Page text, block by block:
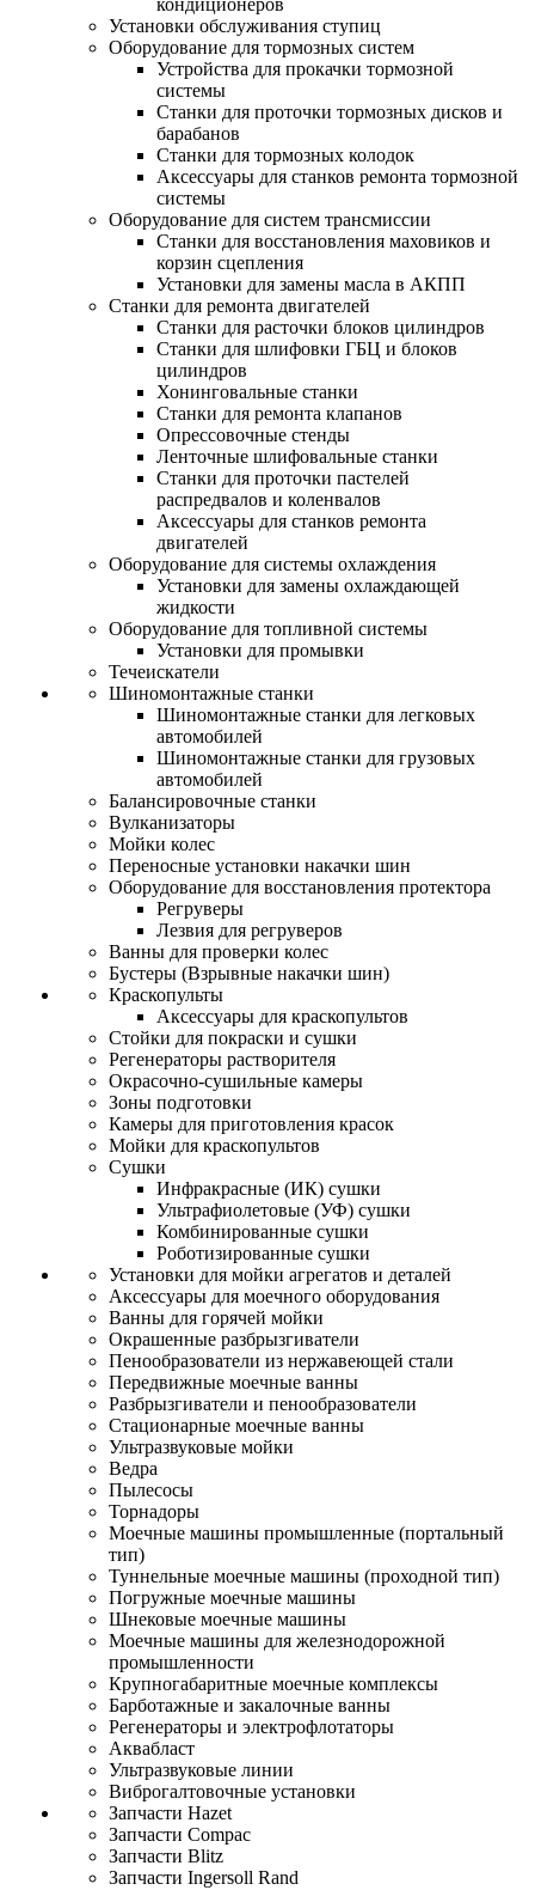
кондиционеров
Установки обслуживания ступиц
Оборудование для тормозных систем
Устройства для прокачки тормозной
системы
Станки для проточки тормозных дисков и
барабанов
Станки для тормозных колодок
Аксессуары для станков ремонта тормозной
системы
Оборудование для систем трансмиссии
Станки для восстановления маховиков и
корзин сцепления
Установки для замены масла в АКПП
Станки для ремонта двигателей
Станки для расточки блоков цилиндров
Станки для шлифовки ГБЦ и блоков
цилиндров
Хонинговальные станки
Станки для ремонта клапанов
Опрессовочные стенды
Ленточные шлифовальные станки
Станки для проточки пастелей
распредвалов и коленвалов
Аксессуары для станков ремонта
двигателей
Оборудование для системы охлаждения
Установки для замены охлаждающей
жидкости
Оборудование для топливной системы
Установки для промывки
Течеискатели
Шиномонтажные станки
Шиномонтажные станки для легковых
автомобилей
Шиномонтажные станки для грузовых
автомобилей
Балансировочные станки
Вулканизаторы
Мойки колес
Переносные установки накачки шин
Оборудование для восстановления протектора
Регруверы
Лезвия для регруверов
Ванны для проверки колес
Бустеры (Взрывные накачки шин)
Краскопульты
Аксессуары для краскопультов
Стойки для покраски и сушки
Регенераторы растворителя
Окрасочно-сушильные камеры
Зоны подготовки
Камеры для приготовления красок
Мойки для краскопультов
Сушки
Инфракрасные (ИК) сушки
Ультрафиолетовые (УФ) сушки
Комбинированные сушки
Роботизированные сушки
Установки для мойки агрегатов и деталей
Аксессуары для моечного оборудования
Ванны для горячей мойки
Окрашенные разбрызгиватели
Пенообразователи из нержавеющей стали
Передвижные моечные ванны
Разбрызгиватели и пенообразователи
Стационарные моечные ванны
Ультразвуковые мойки
Ведра
Пылесосы
Торнадоры
Моечные машины промышленные (портальный
тип)
Туннельные моечные машины (проходной тип)
Погружные моечные машины
Шнековые моечные машины
Моечные машины для железнодорожной
промышленности
Крупногабаритные моечные комплексы
Барботажные и закалочные ванны
Регенераторы и электрофлотаторы
Аквабласт
Ультразвуковые линии
Виброгалтовочные установки
Запчасти Hazet
Запчасти Compac
Запчасти Blitz
Запчасти Ingersoll Rand